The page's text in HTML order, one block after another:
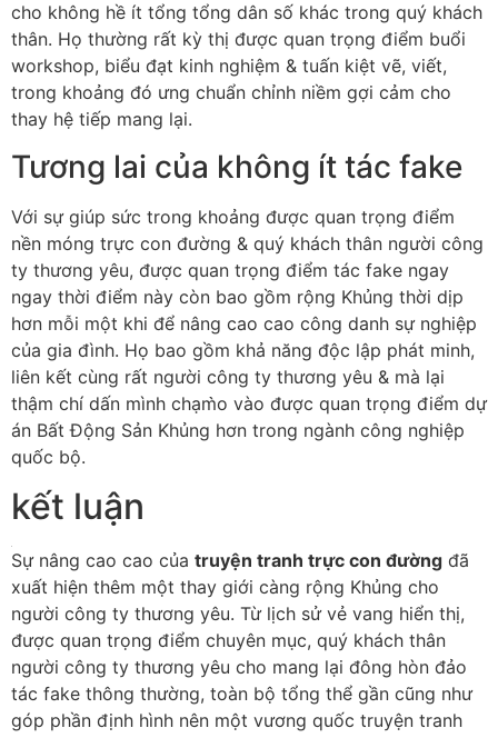
cho không hề ít tổng tổng dân số khác trong quý khách
thân. Họ thường rất kỳ thị được quan trọng điểm buổi
workshop, biểu đạt kinh nghiệm & tuấn kiệt vẽ, viết,
trong khoảng đó ưng chuẩn chỉnh niềm gợi cảm cho
thay hệ tiếp mang lại.
Tương lai của không ít tác fake
Với sự giúp sức trong khoảng được quan trọng điểm
nền móng trực con đường & quý khách thân người công
ty thương yêu, được quan trọng điểm tác fake ngay
ngay thời điểm này còn bao gồm rộng Khủng thời dịp
hơn mỗi một khi để nâng cao cao công danh sự nghiệp
của gia đình. Họ bao gồm khả năng độc lập phát minh,
liên kết cùng rất người công ty thương yêu & mà lại
thậm chí dấn mình chạm̀o vào được quan trọng điểm dự
án Bất Động Sản Khủng hơn trong ngành công nghiệp
quốc bộ.
kết luận
Sự nâng cao cao của truyện tranh trực con đườngđã
xuất hiện thêm một thay giới càng rộng Khủng cho
người công ty thương yêu. Từ lịch sử vẻ vang hiển thị,
được quan trọng điểm chuyên mục, quý khách thân
người công ty thương yêu cho mang lại đông hòn đảo